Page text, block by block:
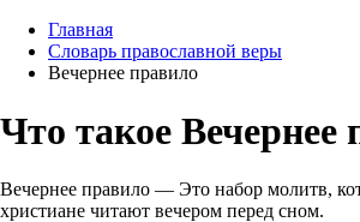
Главная
Словарь православной веры
Вечернее правило
Что такое Вечернее
Вечернее правило — Это набор молитв,
христиане читают вечером перед сном.